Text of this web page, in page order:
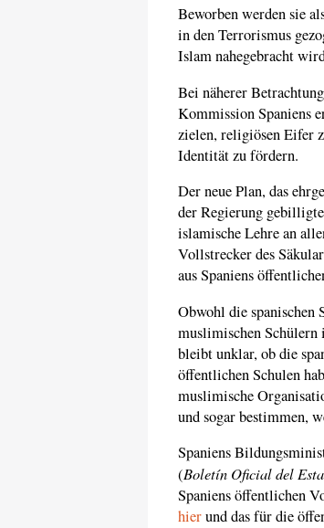
Beworben werden sie
in den Terrorismus
Islam nahegebracht
Bei näherer
Kommission Spaniens
zielen, religiösen Eifer
Identität zu fördern.
Der neue Plan, das
der Regierung
islamische Lehre an
Vollstrecker des
aus Spaniens
Obwohl die
muslimischen Schülern
bleibt unklar, ob die
öffentlichen Schulen
muslimische
und sogar bestimmen,
Spaniens
(Boletín Oficial del
Spaniens öffentlichen
hierund das für die